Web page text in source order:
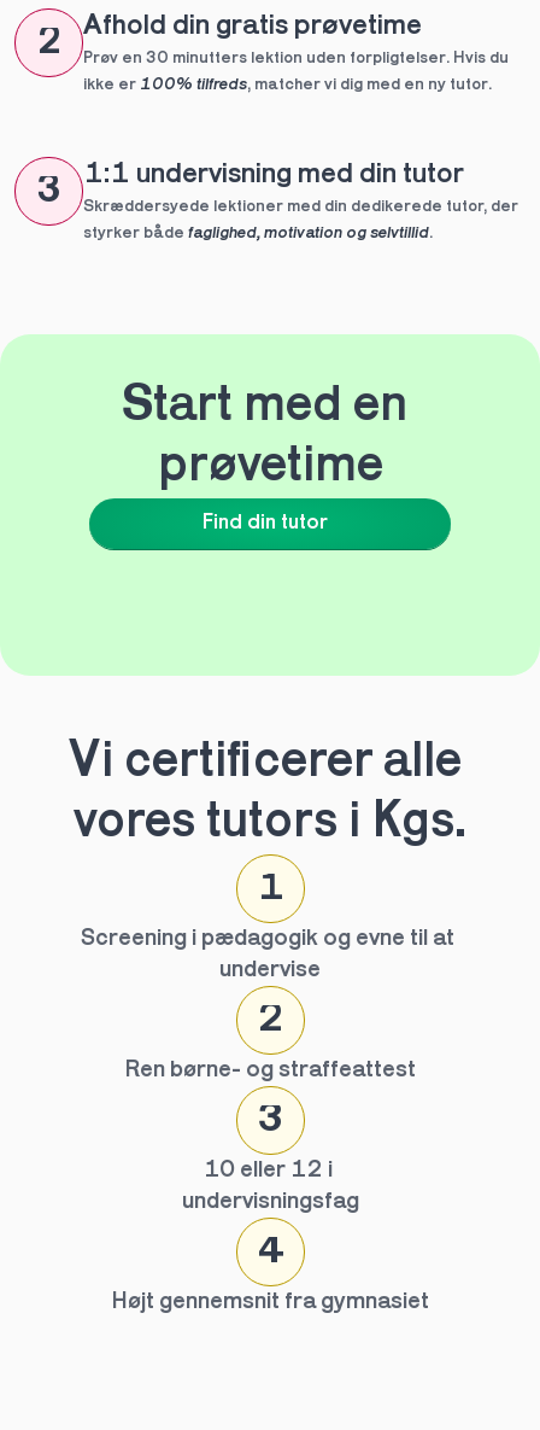
2 Afhold din gratis prøvetime
Prøv en 30 minutters lektion uden forpligtelser. Hvis du
ikke er 100% tilfreds, matcher vi dig med en ny tutor.
3 1:1 undervisning med din tutor
Skræddersyede lektioner med din dedikerede tutor, der
styrker både faglighed, motivation og selvtillid.
Find din tutor
Start med en
prøvetime
Vi certificerer alle
vores tutors i Kgs.
1
Screening i pædagogik og evne til at
undervise
2
Ren børne- og straffeattest
3
10 eller 12 i
undervisningsfag
4
Højt gennemsnit fra gymnasiet